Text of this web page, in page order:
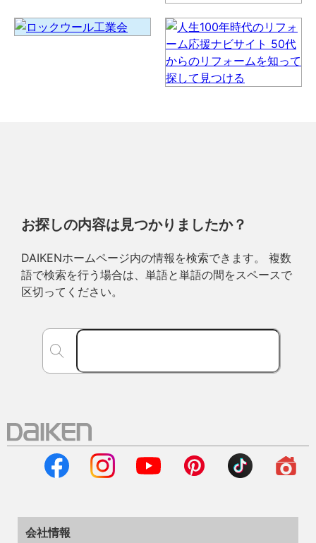
お探しの内容は見つかりましたか？
DAIKENホームページ内の情報を検索できます。 複数
語で検索を行う場合は、単語と単語の間をスペースで
区切ってください。
会社情報